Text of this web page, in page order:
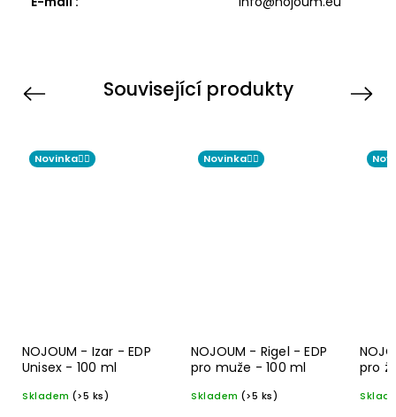
Související produkty
Previous
Novinka☝🏻
NOJOUM - Izar - EDP
Unisex - 100 ml
Skladem (>5 ks)
Novinka☝🏻
NOJOUM - Rigel - EDP
pro muže - 100 ml
Skladem (>5 ks)
pro
Next